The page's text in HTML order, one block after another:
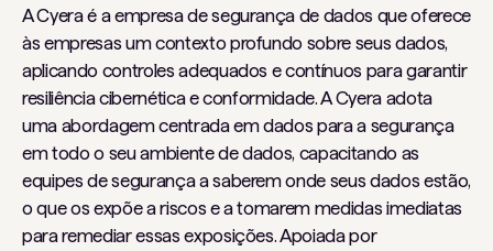
A Cyera é a empresa de segurança de dados que oferece
às empresas um contexto profundo sobre seus dados,
aplicando controles adequados e contínuos para garantir
resiliência cibernética e conformidade. A Cyera adota
uma abordagem centrada em dados para a segurança
em todo o seu ambiente de dados, capacitando as
equipes de segurança a saberem onde seus dados estão,
o que os expõe a riscos e a tomarem medidas imediatas
para remediar essas exposições. Apoiada por